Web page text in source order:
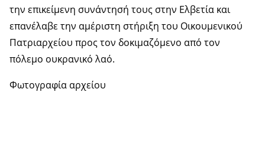
την επικείμενη συνάντησή τους στην Ελβετία και
επανέλαβε την αμέριστη στήριξη του Οικουμενικού
Πατριαρχείου προς τον δοκιμαζόμενο από τον
πόλεμο ουκρανικό λαό.
Φωτογραφία αρχείου